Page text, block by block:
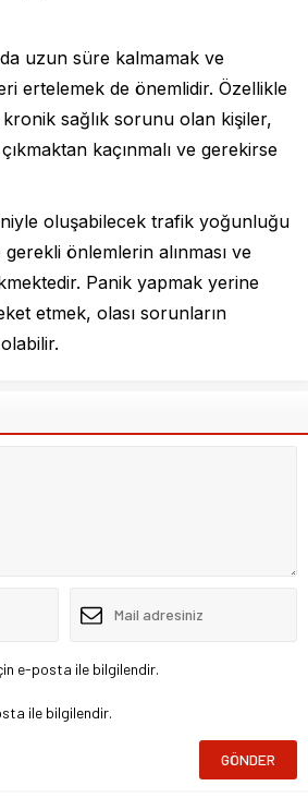
uzun süre kalmamak ve
ertelemek de önemlidir. Özellikle
sağlık sorunu olan kişiler,
kaçınmalı ve gerekirse
oluşabilecek trafik yoğunluğu
önlemlerin alınması ve
Panik yapmak yerine
etmek, olası sorunların
e-posta ile bilgilendir.
ile bilgilendir.